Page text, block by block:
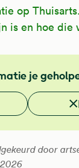
op
is en hoe die
je
nuttig?
door